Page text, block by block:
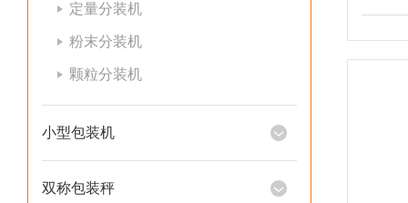
定量分装机
粉末分装机
颗粒分装机
小型包装机
双称包装秤